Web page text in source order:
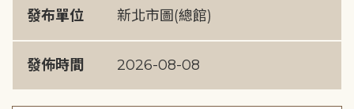
發布單位 新北市圖(總館)
發佈時間 2026-08-08